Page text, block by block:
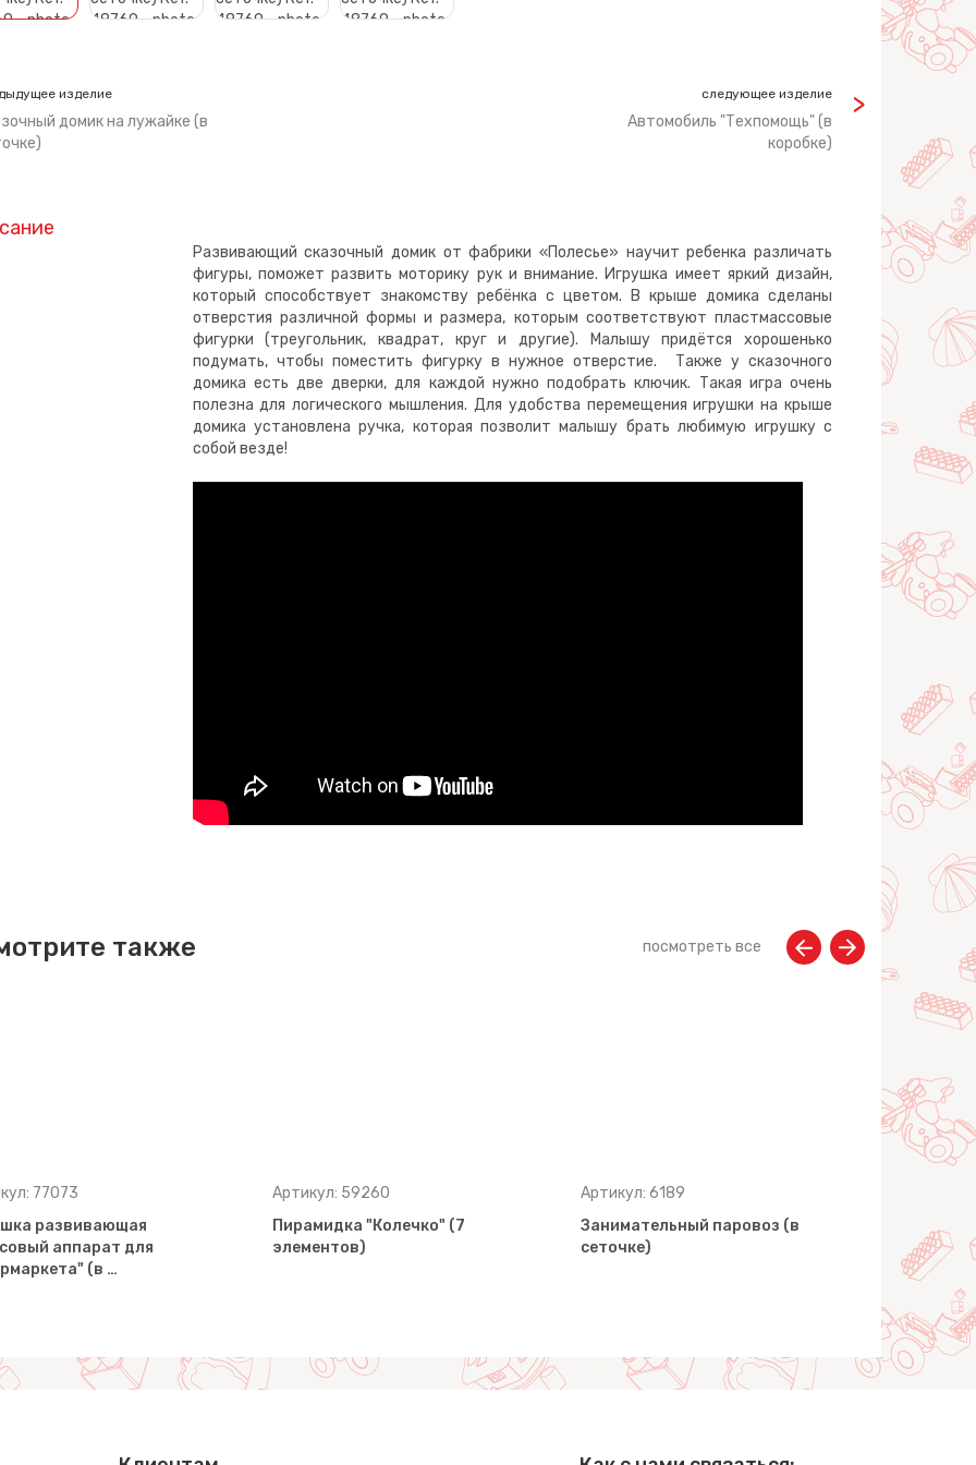
изделие
домик на лужайке (в
следующее изделие
Автомобиль "Техпомощь" (в
коробке)
Развивающий сказочный домик от фабрики «Полесье» научит ребенка различать
фигуры, поможет развить моторику рук и внимание. Игрушка имеет яркий дизайн,
который способствует знакомству ребёнка с цветом. В крыше домика сделаны
отверстия различной формы и размера, которым соответствуют пластмассовые
фигурки (треугольник, квадрат, круг и другие). Малышу придётся хорошенько
подумать, чтобы поместить фигурку в нужное отверстие. Также у сказочного
домика есть две дверки, для каждой нужно подобрать ключик. Такая игра очень
полезна для логического мышления. Для удобства перемещения игрушки на крыше
домика установлена ручка, которая позволит малышу брать любимую игрушку с
собой везде!
также посмотреть все
77073
развивающая
аппарат для
(в …
Артикул: 59260
Пирамидка "Колечко" (7
элементов)
Артикул: 6189
Занимательный паровоз (в
сеточке)
Уточка-